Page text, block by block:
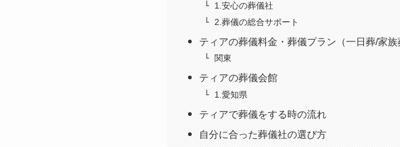
1.安心の葬儀社
2.葬儀の総合サポート
ティアの葬儀料金・葬儀プラン（一日葬/家族
関東
ティアの葬儀会館
1.愛知県
ティアで葬儀をする時の流れ
自分に合った葬儀社の選び方